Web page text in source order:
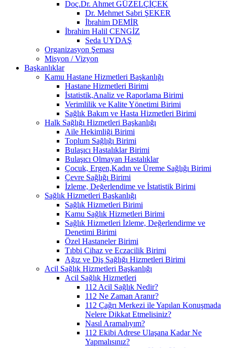
Doç.Dr. Ahmet GÜZELÇİÇEK
Dr. Mehmet Sabri ŞEKER
İbrahim DEMİR
İbrahim Halil CENGİZ
Seda UYDAŞ
Organizasyon Şeması
Misyon / Vizyon
Başkanlıklar
Kamu Hastane Hizmetleri Başkanlığı
Hastane Hizmetleri Birimi
İstatistik,Analiz ve Raporlama Birimi
Verimlilik ve Kalite Yönetimi Birimi
Sağlık Bakım ve Hasta Hizmetleri Birimi
Halk Sağlığı Hizmetleri Başkanlığı
Aile Hekimliği Birimi
Toplum Sağlığı Birimi
Bulaşıcı Hastalıklar Birimi
Bulaşıcı Olmayan Hastalıklar
Çocuk, Ergen,Kadın ve Üreme Sağlığı Birimi
Çevre Sağlığı Birimi
İzleme, Değerlendime ve İstatistik Birimi
Sağlık Hizmetleri Başkanlığı
Sağlık Hizmetleri Birimi
Kamu Sağlık Hizmetleri Birimi
Sağlık Hizmetleri İzleme, Değerlendirme ve
Denetimi Birimi
Özel Hastaneler Birimi
Tıbbi Cihaz ve Eczacilik Birimi
Ağız ve Diş Sağlığı Hizmetleri Birimi
Acil Sağlık Hizmetleri Başkanlığı
Acil Sağlık Hizmetleri
112 Acil Sağlık Nedir?
112 Ne Zaman Aranır?
112 Çağrı Merkezi ile Yapılan Konuşmada
Nelere Dikkat Etmelisiniz?
Nasıl Aramalıyım?
112 Ekibi Adrese Ulaşana Kadar Ne
Yapmalısınız?